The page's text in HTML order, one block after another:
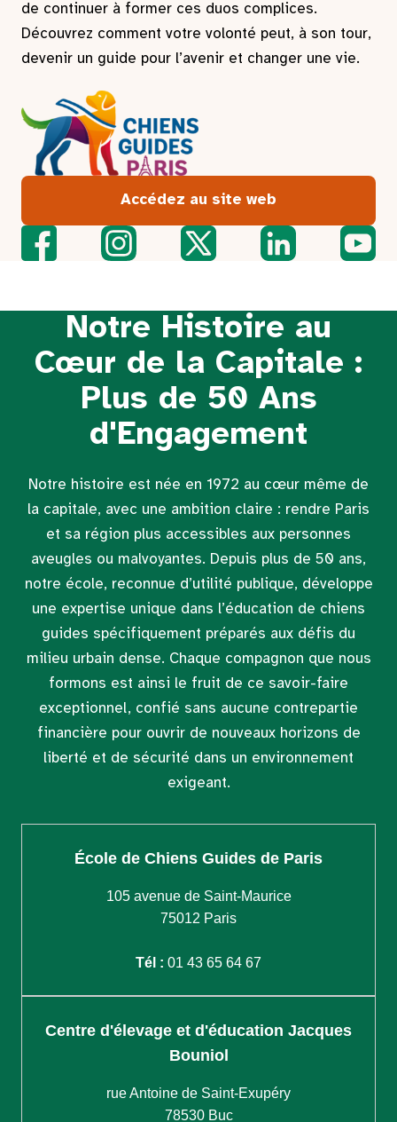
de continuer à former ces duos complices.
Découvrez comment votre volonté peut, à son tour,
devenir un guide pour l’avenir et changer une vie.
Accédez au site web
Notre Histoire au
Cœur de la Capitale :
Plus de 50 Ans
d'Engagement
Notre histoire est née en 1972 au cœur même de
la capitale, avec une ambition claire : rendre Paris
et sa région plus accessibles aux personnes
aveugles ou malvoyantes. Depuis plus de 50 ans,
notre école, reconnue d’utilité publique, développe
une expertise unique dans l’éducation de chiens
guides spécifiquement préparés aux défis du
milieu urbain dense. Chaque compagnon que nous
formons est ainsi le fruit de ce savoir-faire
exceptionnel, confié sans aucune contrepartie
financière pour ouvrir de nouveaux horizons de
liberté et de sécurité dans un environnement
exigeant.
École de Chiens Guides de Paris
105 avenue de Saint-Maurice
75012 Paris
Tél : 01 43 65 64 67
Centre d'élevage et d'éducation Jacques
Bouniol
rue Antoine de Saint-Exupéry
78530 Buc